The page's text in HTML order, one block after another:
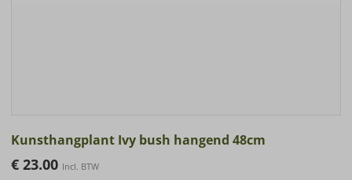
Kunsthangplant Ivy bush hangend 48cm
€ 23.00 Incl. BTW